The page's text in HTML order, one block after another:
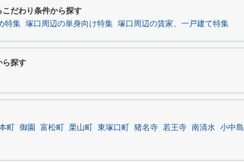
だわり条件から探す
特集 塚口周辺の単身向け特集 塚口周辺の賃家、一戸建て特集
ら探す
町 御園 富松町 栗山町 東塚口町 猪名寺 若王寺 南清水 小中島